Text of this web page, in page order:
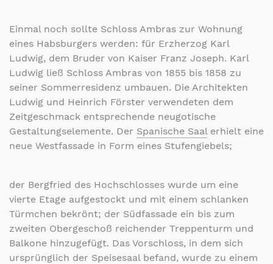
Einmal noch sollte Schloss Ambras zur Wohnung
eines Habsburgers werden: für Erzherzog Karl
Ludwig, dem Bruder von Kaiser Franz Joseph. Karl
Ludwig ließ Schloss Ambras von 1855 bis 1858 zu
seiner Sommerresidenz umbauen. Die Architekten
Ludwig und Heinrich Förster verwendeten dem
Zeitgeschmack entsprechende neugotische
Gestaltungselemente. Der Spanische Saal erhielt eine
neue Westfassade in Form eines Stufengiebels;
der Bergfried des Hochschlosses wurde um eine
vierte Etage aufgestockt und mit einem schlanken
Türmchen bekrönt; der Südfassade ein bis zum
zweiten Obergeschoß reichender Treppenturm und
Balkone hinzugefügt. Das Vorschloss, in dem sich
ursprünglich der Speisesaal befand, wurde zu einem